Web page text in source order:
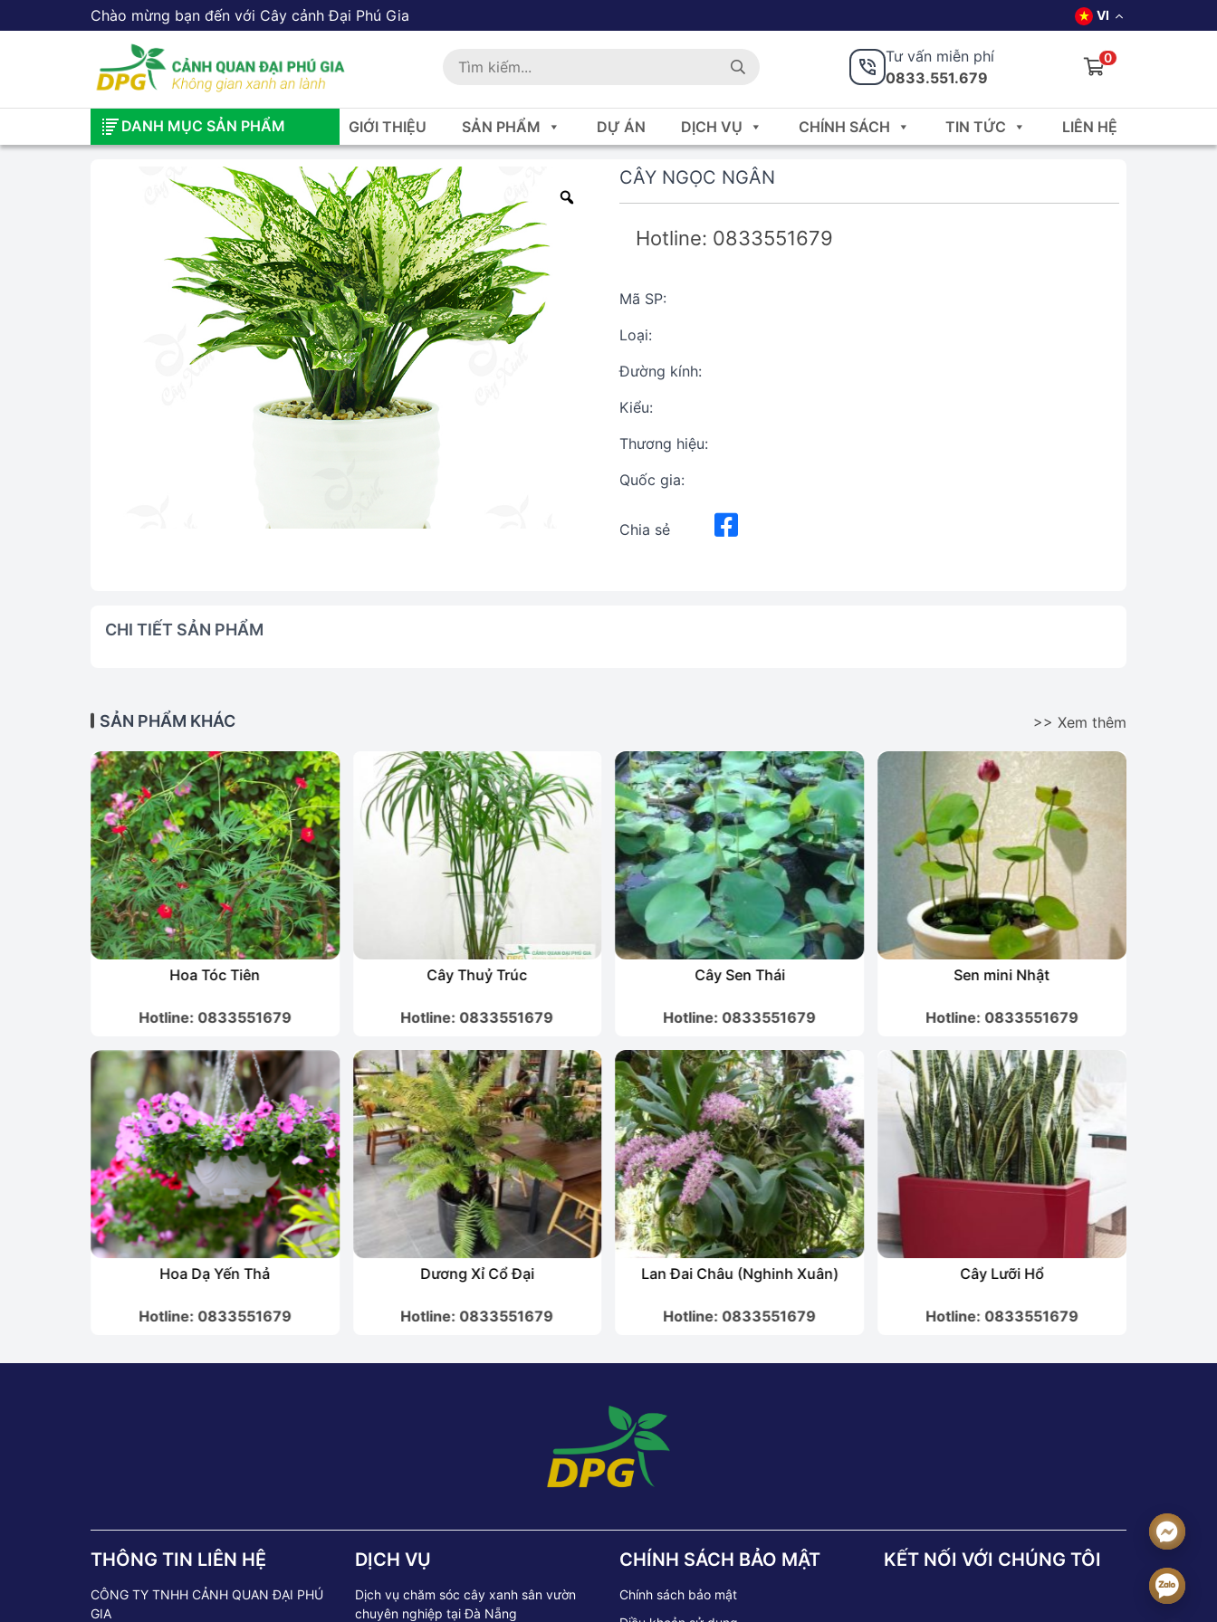
Chào mừng bạn đến với Cây cảnh Đại Phú Gia VI
Tư vấn miễn phí
0833.551.679
0
DANH MỤC SẢN PHẨM GIỚI THIỆU SẢN PHẨM DỰ ÁN DỊCH VỤ CHÍNH SÁCH TIN TỨC LIÊN HỆ
CÂY NGỌC NGÂN
Hotline: 0833551679
Mã SP:
Loại:
Đường kính:
Kiểu:
Thương hiệu:
Quốc gia:
Chia sẻ
CHI TIẾT SẢN PHẨM
SẢN PHẨM KHÁC >> Xem thêm
Hoa Tóc Tiên
Hotline: 0833551679
Cây Thuỷ Trúc
Hotline: 0833551679
Cây Sen Thái
Hotline: 0833551679
Sen mini Nhật
Hotline: 0833551679
Hoa Dạ Yến Thả
Hotline: 0833551679
Dương Xỉ Cổ Đại
Hotline: 0833551679
Lan Đai Châu (Nghinh Xuân)
Hotline: 0833551679
Cây Lưỡi Hổ
Hotline: 0833551679
THÔNG TIN LIÊN HỆ
CÔNG TY TNHH CẢNH QUAN ĐẠI PHÚ
GIA
DỊCH VỤ
Dịch vụ chăm sóc cây xanh sân vườn
chuyên nghiệp tại Đà Nẵng
CHÍNH SÁCH BẢO MẬT
Chính sách bảo mật
KẾT NỐI VỚI CHÚNG TÔI